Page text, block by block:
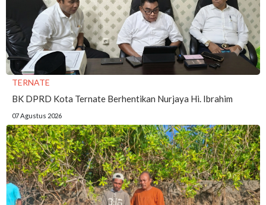
TERNATE
BK DPRD Kota Ternate Berhentikan Nurjaya Hi. Ibrahim
07 Agustus 2026